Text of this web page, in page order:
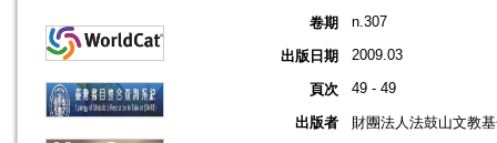
卷期
n.307
出版日期 2009.03
頁次 49 - 49
出版者
財團法人法鼓山文教